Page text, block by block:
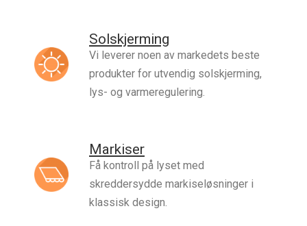
Solskjerming
Vi leverer noen av markedets beste
produkter for utvendig solskjerming,
lys- og varmeregulering.
Markiser
Få kontroll på lyset med
skreddersydde markiseløsninger i
klassisk design.